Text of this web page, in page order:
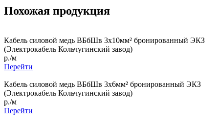
Похожая продукция
Кабель силовой медь ВБбШв 3x10мм² бронированный ЭКЗ
(Электрокабель Кольчугинский завод)
р./м
Перейти
Кабель силовой медь ВБбШв 3x6мм² бронированный ЭКЗ
(Электрокабель Кольчугинский завод)
р./м
Перейти